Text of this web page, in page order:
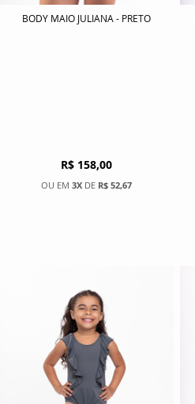
BODY MAIO JULIANA - PRETO
R$ 158,00
3X DE R$ 52,67